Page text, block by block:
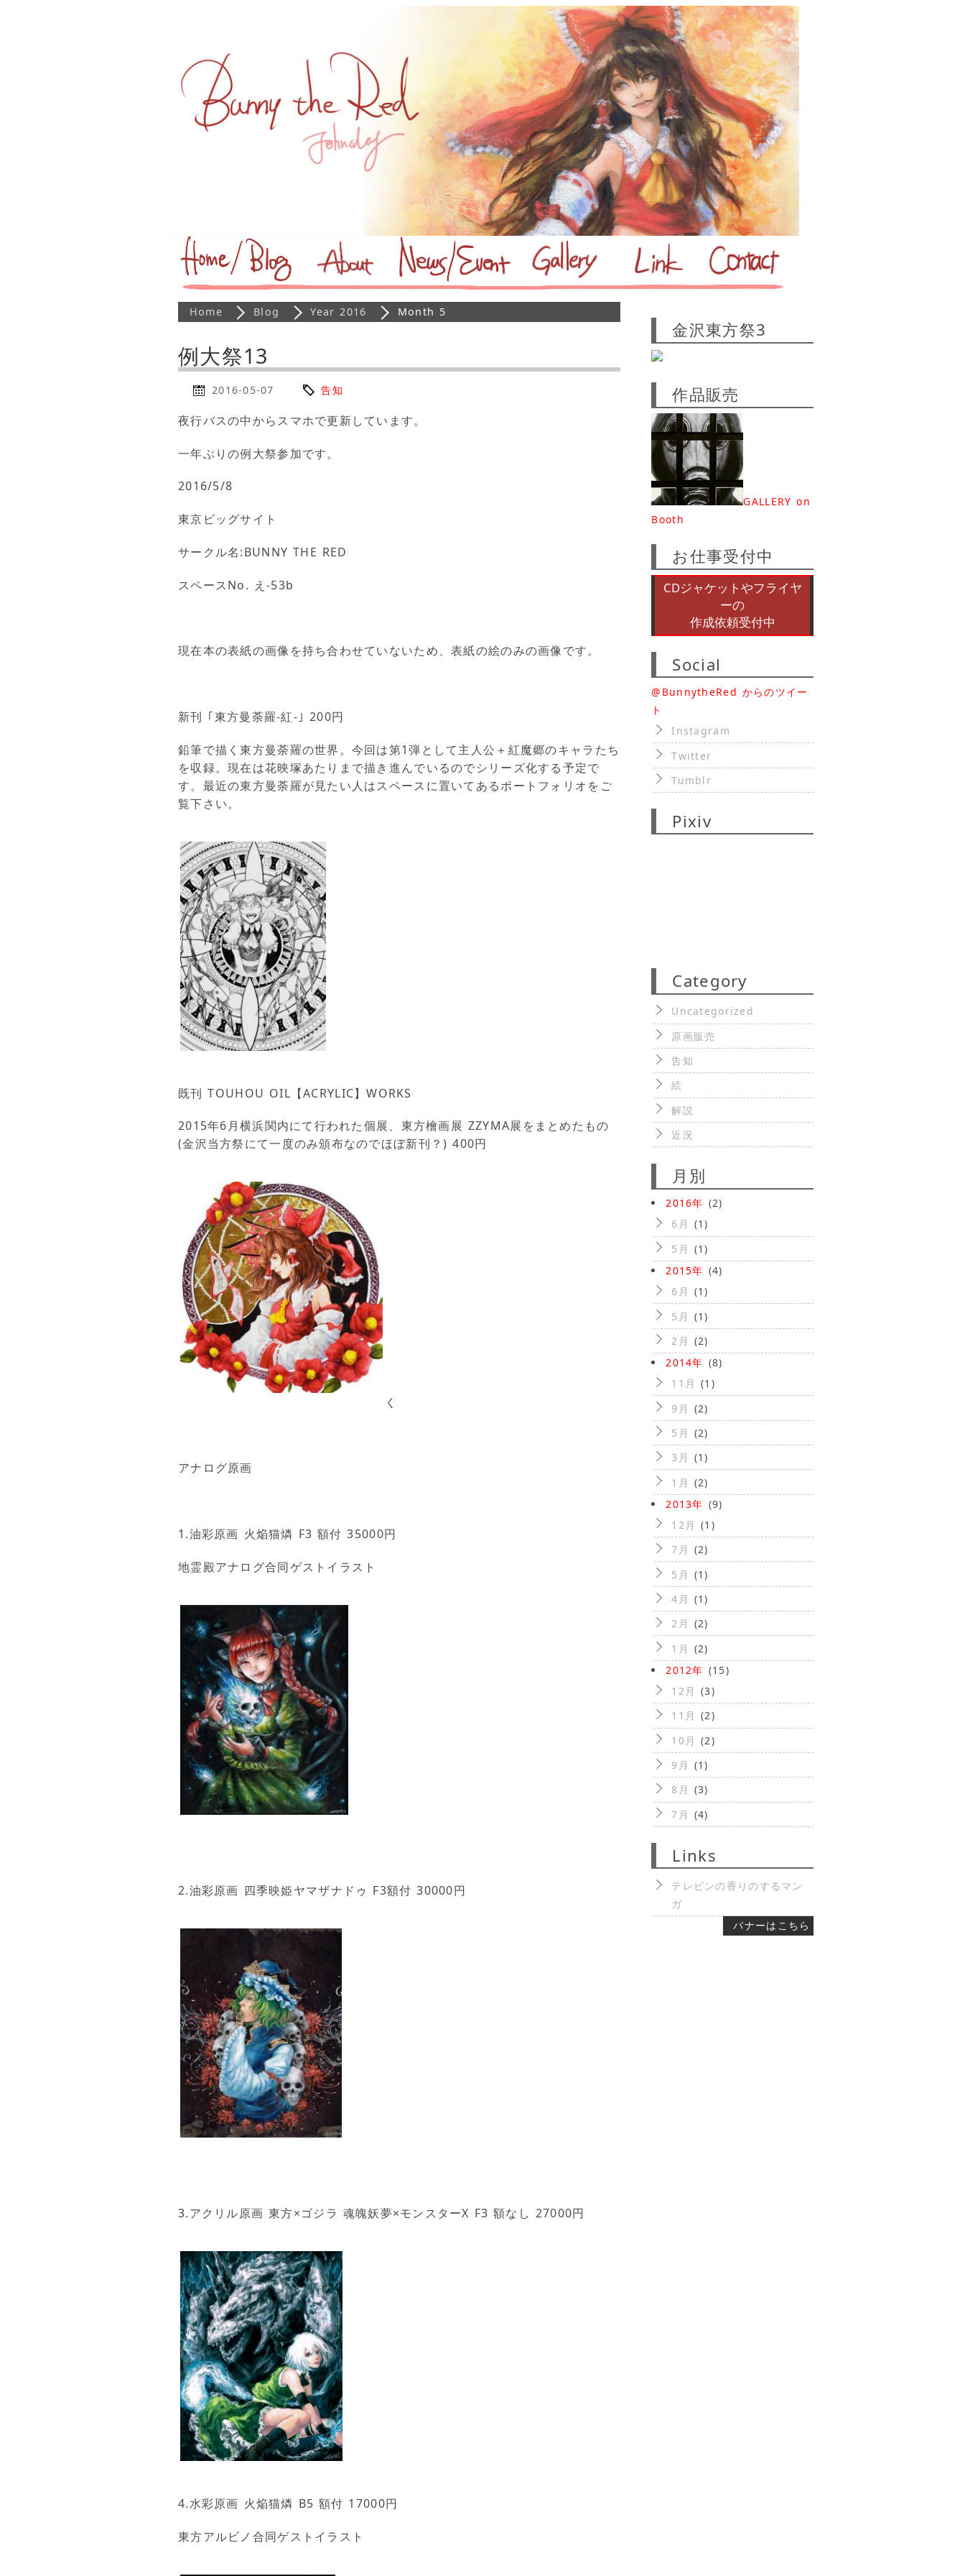
Home Blog Year 2016 Month 5
例大祭13
2016-05-07 告知
夜行バスの中からスマホで更新しています。
一年ぶりの例大祭参加です。
2016/5/8
東京ビッグサイト
サークル名:BUNNY THE RED
スペースNo. え-53b
現在本の表紙の画像を持ち合わせていないため、表紙の絵のみの画像です。
新刊 ｢東方曼荼羅-紅-｣ 200円
鉛筆で描く東方曼荼羅の世界。今回は第1弾として主人公＋紅魔郷のキャラたち
を収録。現在は花映塚あたりまで描き進んでいるのでシリーズ化する予定で
す。最近の東方曼荼羅が見たい人はスペースに置いてあるポートフォリオをご
覧下さい。
既刊 TOUHOU OIL【ACRYLIC】WORKS
2015年6月横浜関内にて行われた個展、東方檜画展 ZZYMA展をまとめたもの
(金沢当方祭にて一度のみ頒布なのでほぼ新刊？) 400円
く
アナログ原画
1.油彩原画 火焔猫燐 F3 額付 35000円
地霊殿アナログ合同ゲストイラスト
2.油彩原画 四季映姫ヤマザナドゥ F3額付 30000円
3.アクリル原画 東方×ゴジラ 魂魄妖夢×モンスターX F3 額なし 27000円
4.水彩原画 火焔猫燐 B5 額付 17000円
東方アルビノ合同ゲストイラスト
金沢東方祭3
作品販売
GALLERY on
Booth
お仕事受付中
CDジャケットやフライヤ
ーの
作成依頼受付中
Social
@BunnytheRed からのツイー
ト
Instagram
Twitter
Tumblr
Pixiv
Category
Uncategorized
原画販売
告知
絵
解説
近況
月別
2016年 (2)
6月 (1)
5月 (1)
2015年 (4)
6月 (1)
5月 (1)
2月 (2)
2014年 (8)
11月 (1)
9月 (2)
5月 (2)
3月 (1)
1月 (2)
2013年 (9)
12月 (1)
7月 (2)
5月 (1)
4月 (1)
2月 (2)
1月 (2)
2012年 (15)
12月 (3)
11月 (2)
10月 (2)
9月 (1)
8月 (3)
7月 (4)
Links
テレピンの香りのするマン
ガ
バナーはこちら